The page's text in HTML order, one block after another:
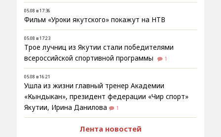
05.08 в 17:36
Фильм «Уроки якутского» покажут на НТВ
05.08 в 17:23
Трое лучниц из Якутии стали победителями
всероссийской спортивной программы
1
05.08 в 16:21
Ушла из жизни главный тренер Академии
«Кындыкан», президент федерации «Чир спорт»
Якутии, Ирина Данилова
1
Лента новостей